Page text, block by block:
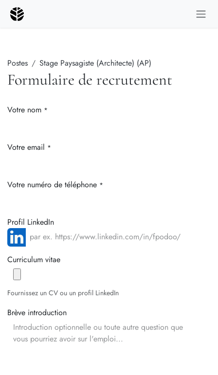
Se rendre au contenu
Postes Stage Paysagiste (Architecte) (AP)
Formulaire de recrutement
Votre nom *
Votre email *
Votre numéro de téléphone *
Profil LinkedIn
Curriculum vitae
Fournissez un CV ou un profil LinkedIn
Brève introduction